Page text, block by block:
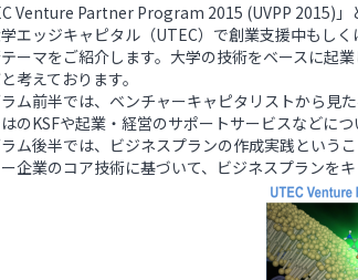
Venture Partner Program 2015 (UVPP 2015)」
エッジキャピタル（UTEC）で創業支援中もし
ーマをご紹介します。大学の技術をベースに起
考えております。
ム前半では、ベンチャーキャピタリストから見
のKSFや起業・経営のサポートサービスなどにつ
ム後半では、ビジネスプランの作成実践という
企業のコア技術に基づいて、ビジネスプランを